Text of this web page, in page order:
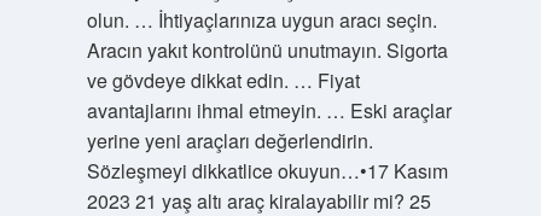
olun. … İhtiyaçlarınıza uygun aracı seçin.
Aracın yakıt kontrolünü unutmayın. Sigorta
ve gövdeye dikkat edin. … Fiyat
avantajlarını ihmal etmeyin. … Eski araçlar
yerine yeni araçları değerlendirin.
Sözleşmeyi dikkatlice okuyun…•17 Kasım
2023 21 yaş altı araç kiralayabilir mi? 25